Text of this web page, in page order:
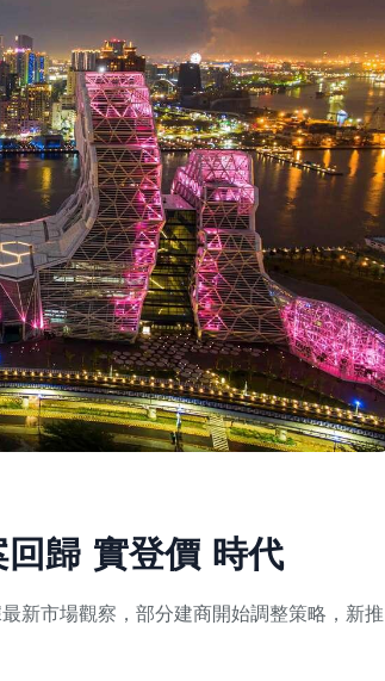
歸 實登價 時代
新市場觀察，部分建商開始調整策略，新推